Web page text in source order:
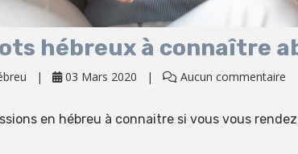
hébreux à connaître
03 Mars 2020 Aucun commentaire
en hébreu à connaitre si vous vous